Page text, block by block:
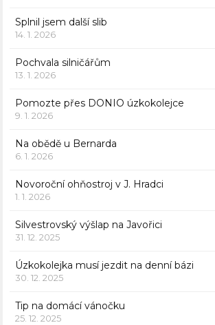
Splnil jsem další slib
14. 1. 2026
Pochvala silničářům
13. 1. 2026
Pomozte přes DONIO úzkokolejce
9. 1. 2026
Na obědě u Bernarda
6. 1. 2026
Novoroční ohňostroj v J. Hradci
1. 1. 2026
Silvestrovský výšlap na Javořici
31. 12. 2025
Úzkokolejka musí jezdit na denní bázi
30. 12. 2025
Tip na domácí vánočku
25. 12. 2025